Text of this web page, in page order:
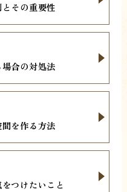
その重要性
合の対処法
を作る方法
つけたいこと